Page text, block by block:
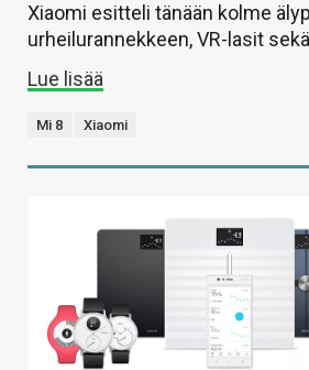
Xiaomi esitteli tänään kolme
urheilurannekkeen, VR-lasit
Lue lisää
Mi 8 Xiaomi